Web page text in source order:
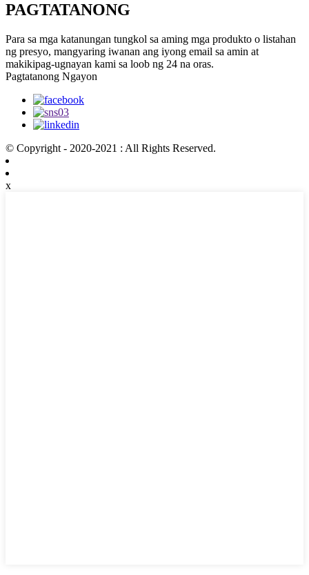
PAGTATANONG
Para sa mga katanungan tungkol sa aming mga produkto o listahan
ng presyo, mangyaring iwanan ang iyong email sa amin at
makikipag-ugnayan kami sa loob ng 24 na oras.
Pagtatanong Ngayon
© Copyright - 2020-2021 : All Rights Reserved.
x